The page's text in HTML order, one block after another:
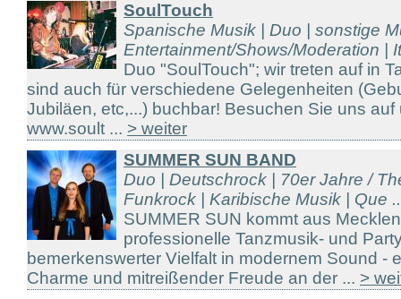
SoulTouch
Spanische Musik | Duo | sonstige
Entertainment/Shows/Moderation |
Duo "SoulTouch"; wir treten auf in
sind auch für verschiedene Gelegenheiten
Jubiläen, etc,...) buchbar! Besuchen Sie uns
www.soult ... > weiter
SUMMER SUN BAND
Duo | Deutschrock | 70er Jahre /
Funkrock | Karibische Musik | Que
SUMMER SUN kommt aus
professionelle Tanzmusik- und
bemerkenswerter Vielfalt in modernem Sound -
Charme und mitreißender Freude an der ... >